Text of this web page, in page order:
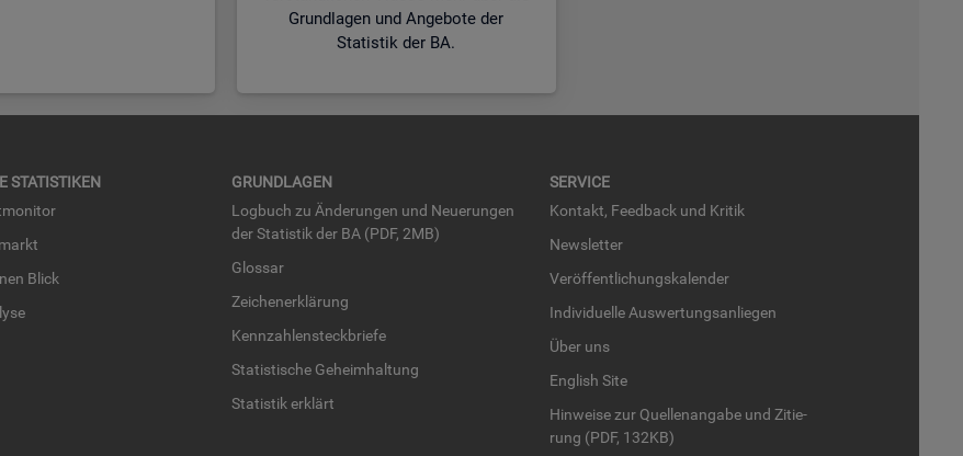
Grundlagen und Angebote der
Statistik der BA.
STA­TIS­TI­KEN
Blick
GRUND­LA­GEN
Log­buch zu Än­de­run­gen und Neue­run­gen
der Sta­tis­tik der BA (PDF, 2MB)
Glos­sar
Zei­chen­er­klä­rung
Kenn­zah­len­steck­brie­fe
Sta­tis­ti­sche Ge­heim­hal­tung
Sta­tis­tik er­klärt
SER­VICE
Kon­takt, Feed­back und Kri­tik
News­let­ter
Ver­öf­fent­li­chungs­ka­len­der
In­di­vi­du­el­le Aus­wer­tungs­an­lie­gen
Über uns
English Site
Hin­wei­se zur Quel­len­an­ga­be und Zi­tie­
rung (PDF, 132KB)